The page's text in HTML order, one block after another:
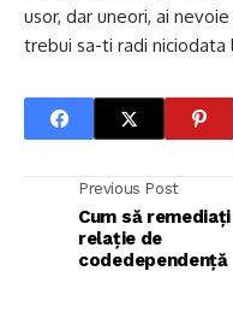
usor, dar uneori, ai
trebui sa-ti radi niciodata
Previous Post
Cum să
relație de
codedependență